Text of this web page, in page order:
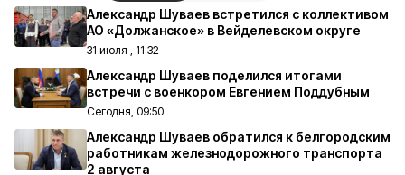
Александр Шуваев встретился с коллективом
АО «Должанское» в Вейделевском округе
31 июля , 11:32
Александр Шуваев поделился итогами
встречи с военкором Евгением Поддубным
Сегодня, 09:50
Александр Шуваев обратился к белгородским
работникам железнодорожного транспорта
2 августа